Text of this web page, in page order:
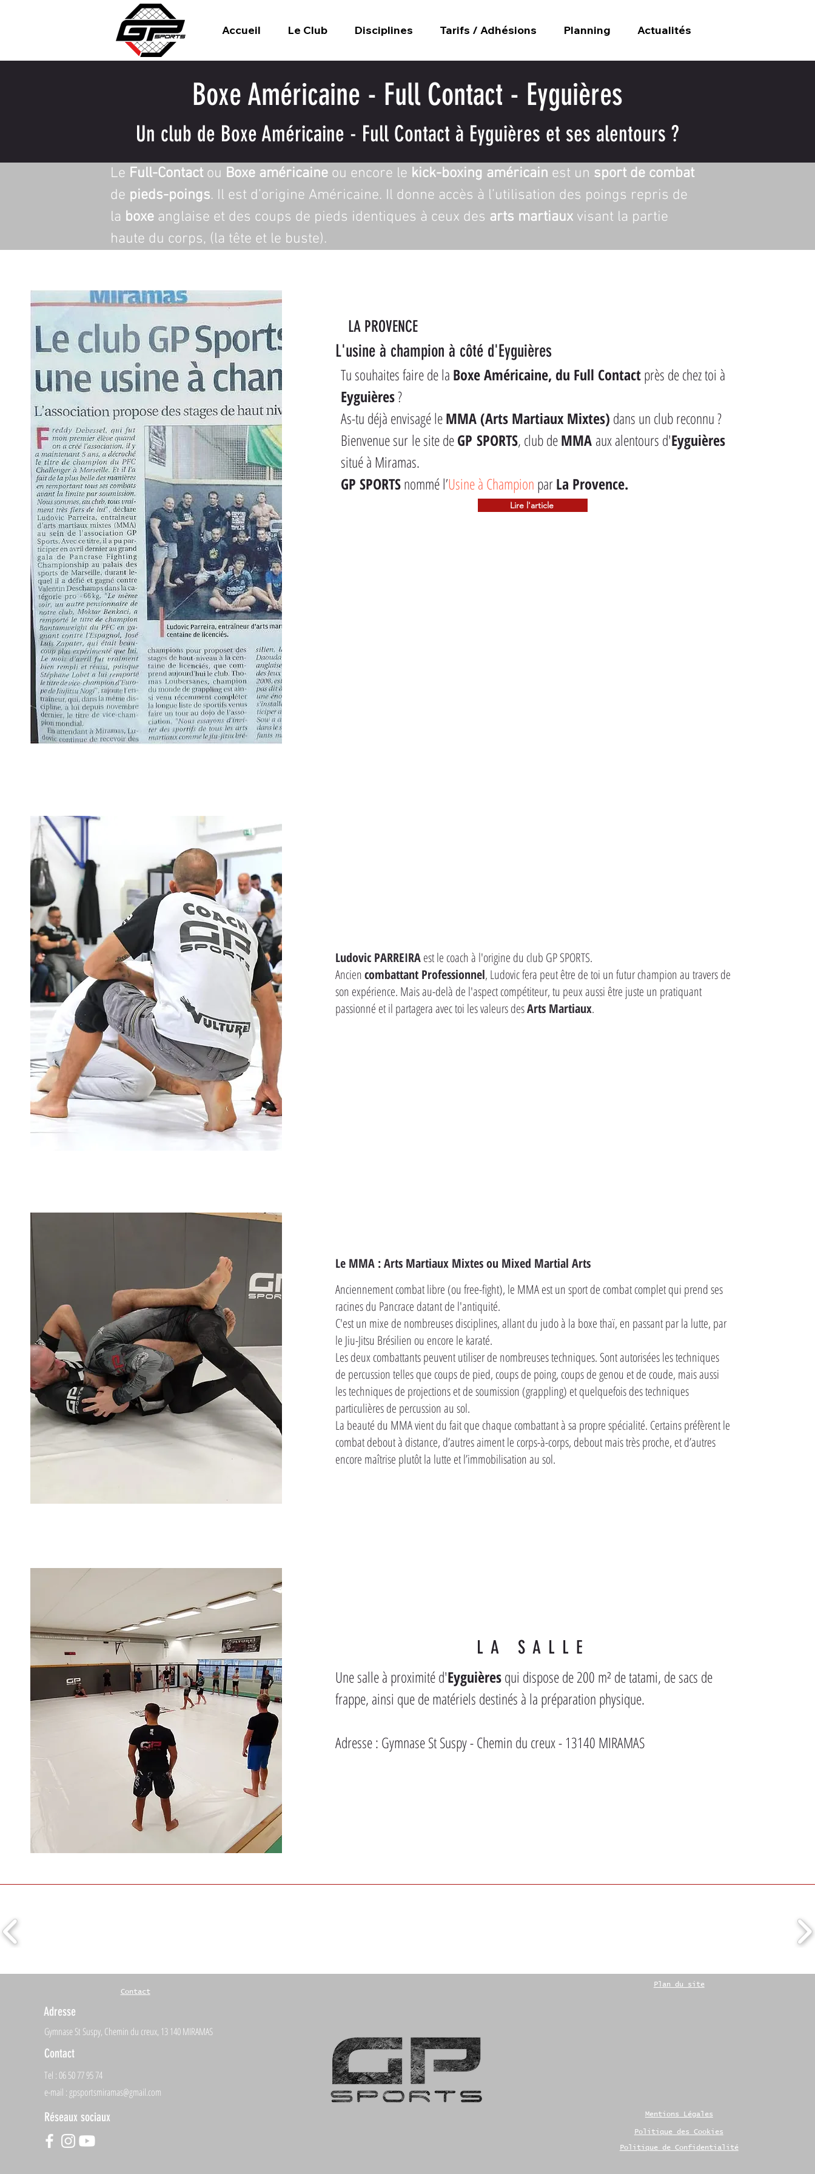
Accueil Le Club Disciplines Tarifs / Adhésions Planning Actualités
Boxe Américaine - Full Contact - Eyguières
Un club de Boxe Américaine - Full Contact à Eyguières et ses alentours ?
Le Full-Contact ou Boxe américaine ou encore le kick-boxing américain est un sport de combat
de pieds-poings. Il est d’origine Américaine. Il donne accès à l’utilisation des poings repris de
la boxe anglaise et des coups de pieds identiques à ceux des arts martiaux visant la partie
haute du corps, (la tête et le buste).
LA PROVENCE
L'usine à champion à côté d'Eyguières
Tu souhaites faire de la Boxe Américaine, du Full Contact
Eyguières ?
As-tu déjà envisagé le MMA (Arts Martiaux Mixtes) dans un club reconnu ?
Bienvenue sur le site de GP SPORTS, club de MMA aux alentours d'Eyguières
situé à Miramas.
GP SPORTS nommé l’Usine à Champion par La Provence.
Lire l'article
Ludovic PARREIRAest le coach à l'origine du club GP SPORTS.
Anciencombattant Professionnel, Ludovic fera peut être de toi un futur champion au travers de
son expérience. Mais au-delà de l'aspect compétiteur, tu peux aussi être juste un pratiquant
passionné et il partagera avec toi les valeurs desArts Martiaux.
Le MMA : Arts Martiaux Mixtes ou Mixed Martial Arts
Anciennement combat libre (ou free-fight), le MMA est un sport de combat complet qui prend ses
racines du Pancrace datant de l'antiquité.
C'est un mixe de nombreuses disciplines, allant du judo à la boxe thaï, en passant par la lutte, par
le Jiu-Jitsu Brésilien ou encore le karaté.
Les deux combattants peuvent utiliser de nombreuses techniques. Sont autorisées les techniques
de percussion telles que coups de pied, coups de poing, coups de genou et de coude, mais aussi
les techniques de projections et de soumission (grappling) et quelquefois des techniques
particulières de percussion au sol.
La beauté du MMA vient du fait que chaque combattant à sa propre spécialité. Certains préfèrent le
combat debout à distance, d’autres aiment le corps-à-corps, debout mais très proche, et d’autres
encore maîtrise plutôt la lutte et l’immobilisation au sol.
LA SALLE
Une salle à proximité d'Eyguières qui dispose de 200 m² de tatami, de sacs de
frappe, ainsi que de matériels destinés à la préparation physique.
Adresse : Gymnase St Suspy - Chemin du creux - 13140 MIRAMAS
Contact
Adresse
Gymnase St Suspy, Chemin du creux, 13 140 MIRAMAS
Contact
Tel : 06 50 77 95 74
e-mail : gpsportsmiramas@gmail.com
Réseaux sociaux
Plan du site
Mentions Légales
Politique des Cookies
Politique de Confidentialité